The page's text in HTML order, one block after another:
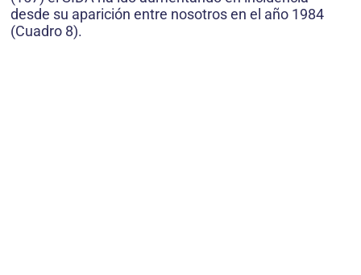
desde su aparición entre nosotros en el año 1984
(Cuadro 8).